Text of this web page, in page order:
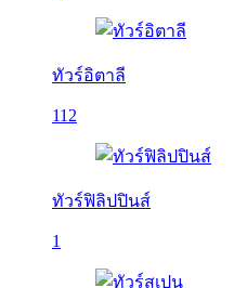
ทัวร์อิตาลี
112
ทัวร์ฟิลิปปินส์
1